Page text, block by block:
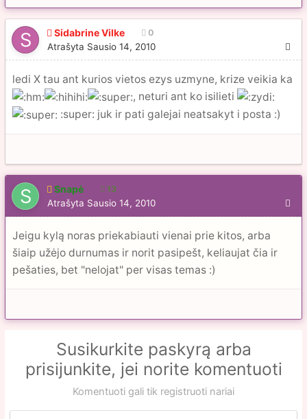
Sidabrine Vilke 0
Atrašyta Sausio 14, 2010
ledi X tau ant kurios vietos ezys uzmyne, krize veikia ka
, neturi ant ko isilieti
:super: juk ir pati galejai neatsakyt i posta :)
Snapė 13
Atrašyta Sausio 14, 2010
Jeigu kylą noras priekabiauti vienai prie kitos, arba
šiaip užėjo durnumas ir norit pasipešt, keliaujat čia ir
pešaties, bet "nelojat" per visas temas :)
Susikurkite paskyrą arba
prisijunkite, jei norite komentuoti
Komentuoti gali tik registruoti nariai